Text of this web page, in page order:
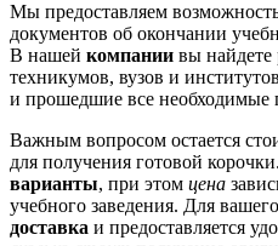
Мы предоставляем
документов об окончании
В нашей компании вы найдете
техникумов, вузов и
и прошедшие все необходимые
Важным вопросом остается
для получения готовой
варианты, при этом цена
учебного заведения. Для
доставка и предоставляется